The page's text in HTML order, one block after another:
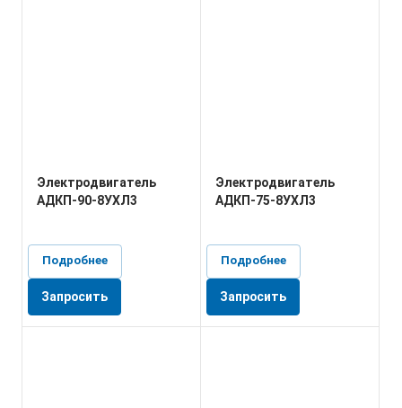
Электродвигатель
АДКП-90-8УХЛ3
Подробнее
Запросить
Электродвигатель
АДКП-75-8УХЛ3
Подробнее
Запросить